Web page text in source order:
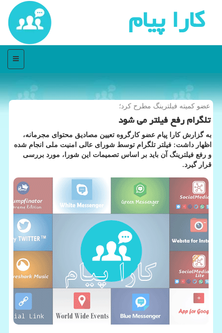
كارا پیام
منو
عضو كمیته فیلترینگ مطرح كرد؛
تلگرام رفع فیلتر می شود
به گزارش كارا پیام عضو كارگروه تعیین مصادیق محتوای مجرمانه،
اظهار داشت: فیلتر تلگرام توسط شورای عالی امنیت ملی انجام شده
و رفع فیلترینگ آن باید بر اساس تصمیمات این شورا، مورد بررسی
قرار گیرد.